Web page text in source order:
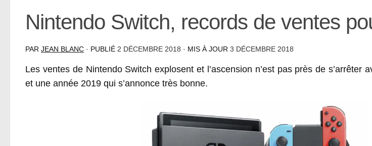
Nintendo Switch, records de ventes
PAR JEAN BLANC · PUBLIÉ 2 DÉCEMBRE 2018 · MIS À JOUR 3 DÉCEMBRE 2018
Les ventes de Nintendo Switch explosent et l’ascension n’est pas près de s’arrêter
et une année 2019 qui s’annonce très bonne.